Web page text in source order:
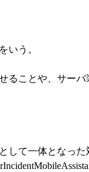
いう。
ことや、サーバ
て一体となった